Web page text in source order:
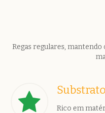
Regas regulares,
Substrato
Rico em